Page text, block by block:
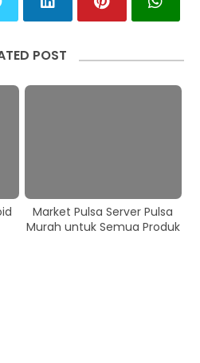
POST
Market Pulsa Server Pulsa
Murah untuk Semua Produk